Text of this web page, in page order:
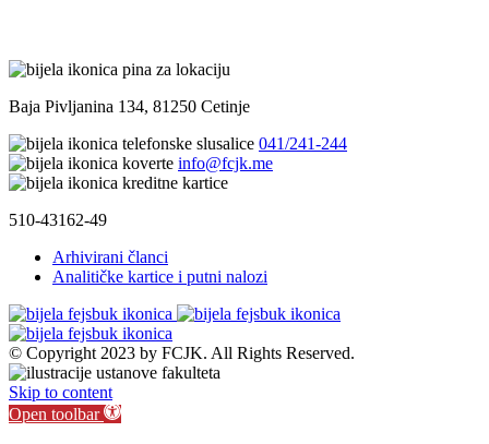
Baja Pivljanina 134, 81250 Cetinje
041/241-244
info@fcjk.me
510-43162-49
Arhivirani članci
Analitičke kartice i putni nalozi
© Copyright 2023 by FCJK. All Rights Reserved.
Skip to content
Open toolbar